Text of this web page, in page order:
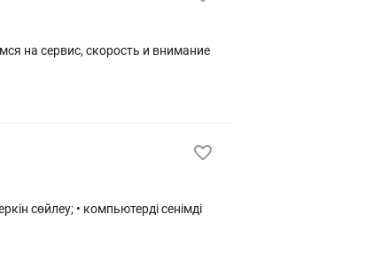
на сервис, скорость и внимание
сөйлеу; • компьютерді сенімді